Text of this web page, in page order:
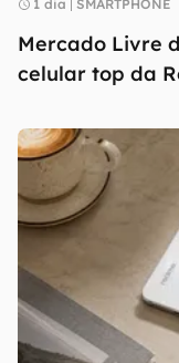
1 dia SMARTPHONE
Mercado Livre
celular top da